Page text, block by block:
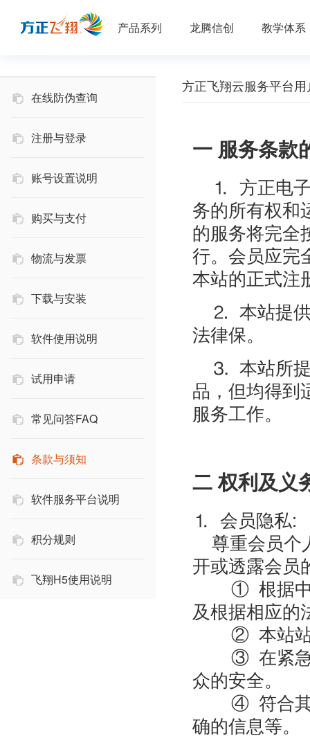
产品系列 龙腾信创 教学体系
在线防伪查询
注册与登录
账号设置说明
购买与支付
物流与发票
下载与安装
软件使用说明
试用申请
常见问答FAQ
条款与须知
软件服务平台说明
积分规则
飞翔H5使用说明
方正飞翔云服务平台
一 服务条款
⒈ 方正电子
务的所有权和
的服务将完全
行。会员应完
本站的正式注
⒉ 本站提供
法律保。
⒊ 本站所提
品，但均得到
服务工作。
二 权利及义
⒈ 会员隐私:
尊重会员个
开或透露会员
① 根据中华
及根据相应的
② 本站站
③ 在紧急情
众的安全。
④ 符合其他
确的信息等。